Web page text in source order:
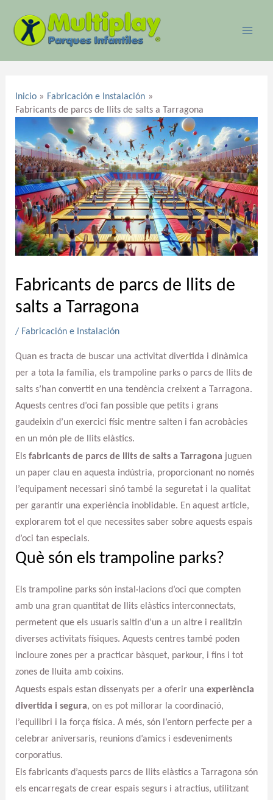
contenido
Inicio
Fabricación e Instalación
Fabricants de parcs de llits de salts a Tarragona
Fabricants de parcs de llits de
salts a Tarragona
/ Fabricación e Instalación
Quan es tracta de buscar una activitat divertida i dinàmica
per a tota la família, els trampoline parks o parcs de llits de
salts s’han convertit en una tendència creixent a Tarragona.
Aquests centres d’oci fan possible que petits i grans
gaudeixin d’un exercici físic mentre salten i fan acrobàcies
en un món ple de llits elàstics.
Els fabricants de parcs de llits de salts a Tarragona juguen
un paper clau en aquesta indústria, proporcionant no només
l’equipament necessari sinó també la seguretat i la qualitat
per garantir una experiència inoblidable. En aquest article,
explorarem tot el que necessites saber sobre aquests espais
d’oci tan especials.
Què són els trampoline parks?
Els trampoline parks són instal·lacions d’oci que compten
amb una gran quantitat de llits elàstics interconnectats,
permetent que els usuaris saltin d’un a un altre i realitzin
diverses activitats físiques. Aquests centres també poden
incloure zones per a practicar bàsquet, parkour, i fins i tot
zones de lluita amb coixins.
Aquests espais estan dissenyats per a oferir una experiència
divertida i segura, on es pot millorar la coordinació,
l’equilibri i la força física. A més, són l’entorn perfecte per a
celebrar aniversaris, reunions d’amics i esdeveniments
corporatius.
Els fabricants d’aquests parcs de llits elàstics a Tarragona són
els encarregats de crear espais segurs i atractius, utilitzant
entradas